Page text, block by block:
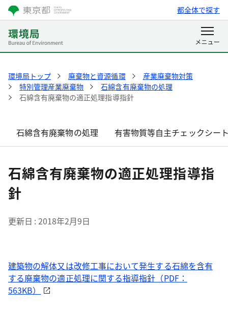
都全体で探す
環境局トップ 廃棄物と資源循環
産業廃棄物対策
特別管理産業廃棄物
石綿含有廃棄物の処理
石綿含有廃棄物の適正処理指導指針
石綿含有廃棄物の処理 有害物質等自主チェックシー
石綿含有廃棄物の適正処理指導指
針
更新日 2018年2月9日
建築物の解体又は改修工事において発生する石綿を含有
する廃棄物の適正処理に関する指導指針（PDF：
563KB）